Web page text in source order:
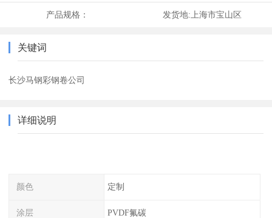
产品规格： 发货地: 上海市宝山区
关键词
长沙马钢彩钢卷公司
详细说明
颜色 定制
涂层 PVDF氟碳